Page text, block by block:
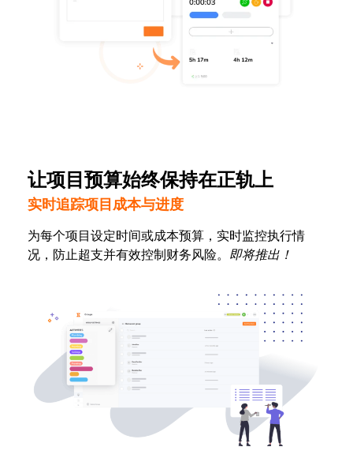
让项目预算始终保持在正轨上
实时追踪项目成本与进度
为每个项目设定时间或成本预算，实时监控执行情
况，防止超支并有效控制财务风险。 即将推出 ！